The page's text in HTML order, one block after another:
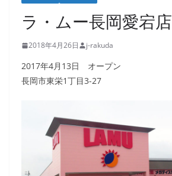
ラ・ムー長岡愛宕店
2018年4月26日 j-rakuda
2017年4月13日 オープン
長岡市東栄1丁目3-27